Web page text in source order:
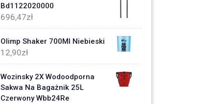
Bd1122020000
696,47zł
Olimp Shaker 700Ml Niebieski
12,90zł
Wozinsky 2X Wodoodporna
Sakwa Na Bagażnik 25L
Czerwony Wbb24Re